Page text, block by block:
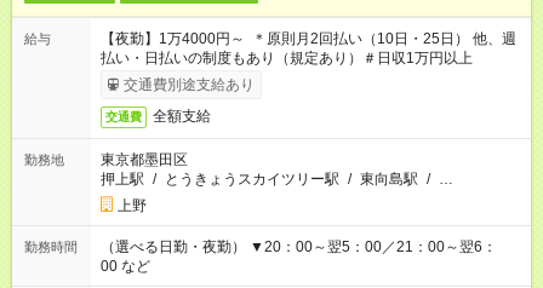
給与
【夜勤】1万4000円～ ＊原則月2回払い（10日・25日） 他、週
払い・日払いの制度もあり（規定あり）＃日収1万円以上
交通費別途支給あり
交通費 全額支給
勤務地
東京都墨田区
押上駅 / とうきょうスカイツリー駅 / 東向島駅 / …
上野
勤務時間
（選べる日勤・夜勤） ▼20：00～翌5：00／21：00～翌6：
00 など